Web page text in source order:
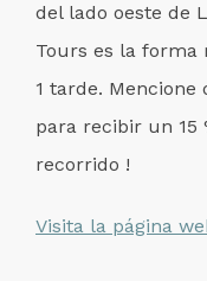
del lado oeste de
Tours es la forma
1 tarde. Mencione
para recibir un 15
recorrido !
Visita la página